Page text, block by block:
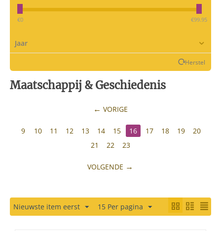
‎€0 ‎€99.95
Jaar
Herstel
Maatschappij & Geschiedenis
VORIGE
9 10 11 12 13 14 15 16 17 18 19
20
21
22 23
VOLGENDE
Nieuwste item eerst 15 Per pagina